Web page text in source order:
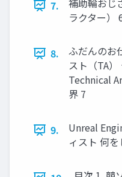
7.
補助輪おじ
ラクター）
8.
ふだんのお
スト（TA
Technical
界 7
9.
Unreal
ィスト 何